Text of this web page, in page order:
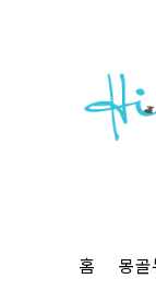
홈 몽골